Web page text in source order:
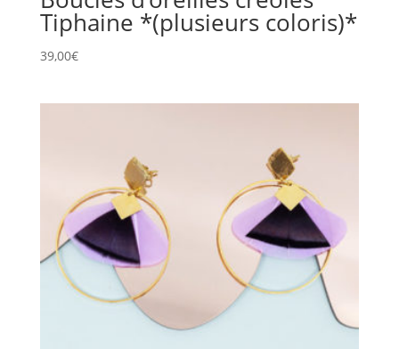
Tiphaine *(plusieurs coloris)*
39,00€